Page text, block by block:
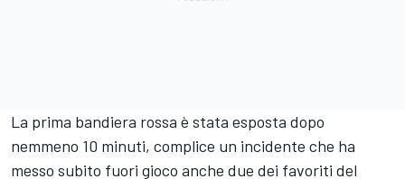
La prima bandiera rossa è stata esposta dopo
nemmeno 10 minuti, complice un incidente che ha
messo subito fuori gioco anche due dei favoriti del